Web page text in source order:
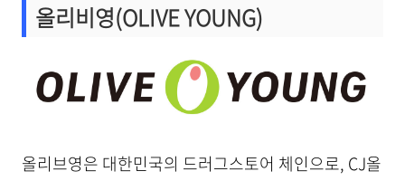
올리비영(OLIVE YOUNG)
올리브영은 대한민국의 드러그스토어 체인으로, CJ올